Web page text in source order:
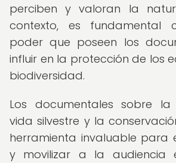
perciben y valoran la
contexto, es fundamental
poder que poseen los
influir en la protección de los
biodiversidad.
Los documentales sobre
vida silvestre y la
herramienta invaluable para
y movilizar a la